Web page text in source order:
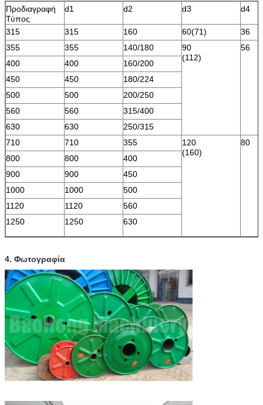
Προδιαγραφή
Τύπος
d1 d2 d3 d4
315 315 160 60(71)
36
355
355 140/180
90
(112)
56
400
400
160/200
450
450
180/224
500
500
200/250
560
560
315/400
630
630
250/315
710
710 355
120
(160)
80
800
800
400
900
900
450
1000
1000
500
1120
1120
560
1250
1250 630
4. Φωτογραφία